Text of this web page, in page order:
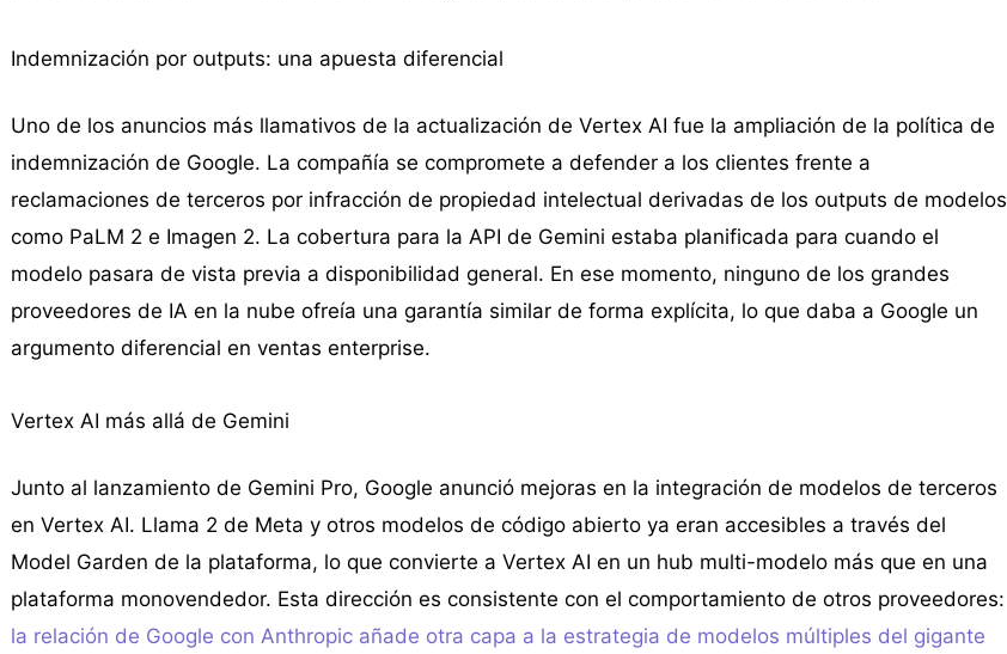
Indemnización por outputs: una apuesta diferencial
Uno de los anuncios más llamativos de la actualización de Vertex AI fue la ampliación de la política de
indemnización de Google. La compañía se compromete a defender a los clientes frente a
reclamaciones de terceros por infracción de propiedad intelectual derivadas de los outputs de modelos
como PaLM 2 e Imagen 2. La cobertura para la API de Gemini estaba planificada para cuando el
modelo pasara de vista previa a disponibilidad general. En ese momento, ninguno de los grandes
proveedores de IA en la nube ofreía una garantía similar de forma explícita, lo que daba a Google un
argumento diferencial en ventas enterprise.
Vertex AI más allá de Gemini
Junto al lanzamiento de Gemini Pro, Google anunció mejoras en la integración de modelos de terceros
en Vertex AI. Llama 2 de Meta y otros modelos de código abierto ya eran accesibles a través del
Model Garden de la plataforma, lo que convierte a Vertex AI en un hub multi-modelo más que en una
plataforma monovendedor. Esta dirección es consistente con el comportamiento de otros proveedores:
la relación de Google con Anthropic añade otra capa a la estrategia de modelos múltiples del gigante